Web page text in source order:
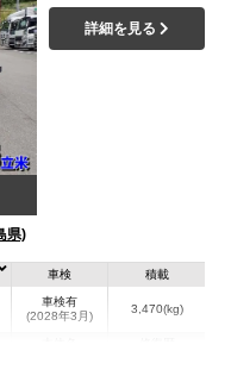
県)
詳細を見る
車検
車検有
(2028年3月)
積載
3,470(kg)